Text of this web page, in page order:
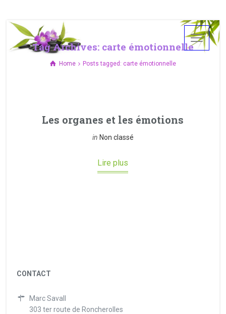
Tag Archives: carte émotionnelle
Home Posts tagged: carte émotionnelle
Les organes et les émotions
in Non classé
Lire plus
CONTACT
Marc Savall
303 ter route de Roncherolles